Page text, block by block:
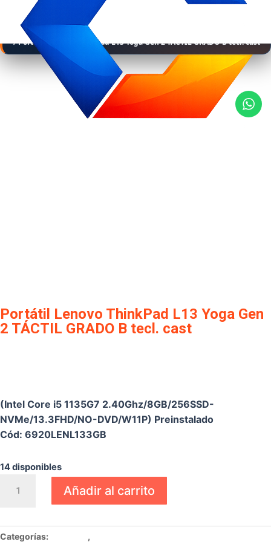
Home /
/ Portátil Lenovo ThinkPad L13 Yoga Gen 2 TÁCTIL GRADO B tecl. cast
Portátil Lenovo ThinkPad L13 Yoga Gen
2 TÁCTIL GRADO B tecl. cast
(Intel Core i5 1135G7 2.40Ghz/8GB/256SSD-
NVMe/13.3FHD/NO-DVD/W11P) Preinstalado
Cód: 6920LENL133GB
14 disponibles
Lenovo
L13
Yoga
Añadir al carrito
Categorías: ,